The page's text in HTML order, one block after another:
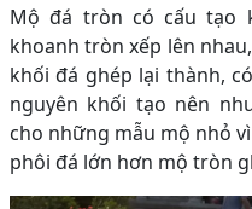
Mộ đá tròn có cấu tạo
khoanh tròn xếp lên
khối đá ghép lại thành,
nguyên khối tạo nên
cho những mẫu mộ nhỏ
phôi đá lớn hơn mộ tròn